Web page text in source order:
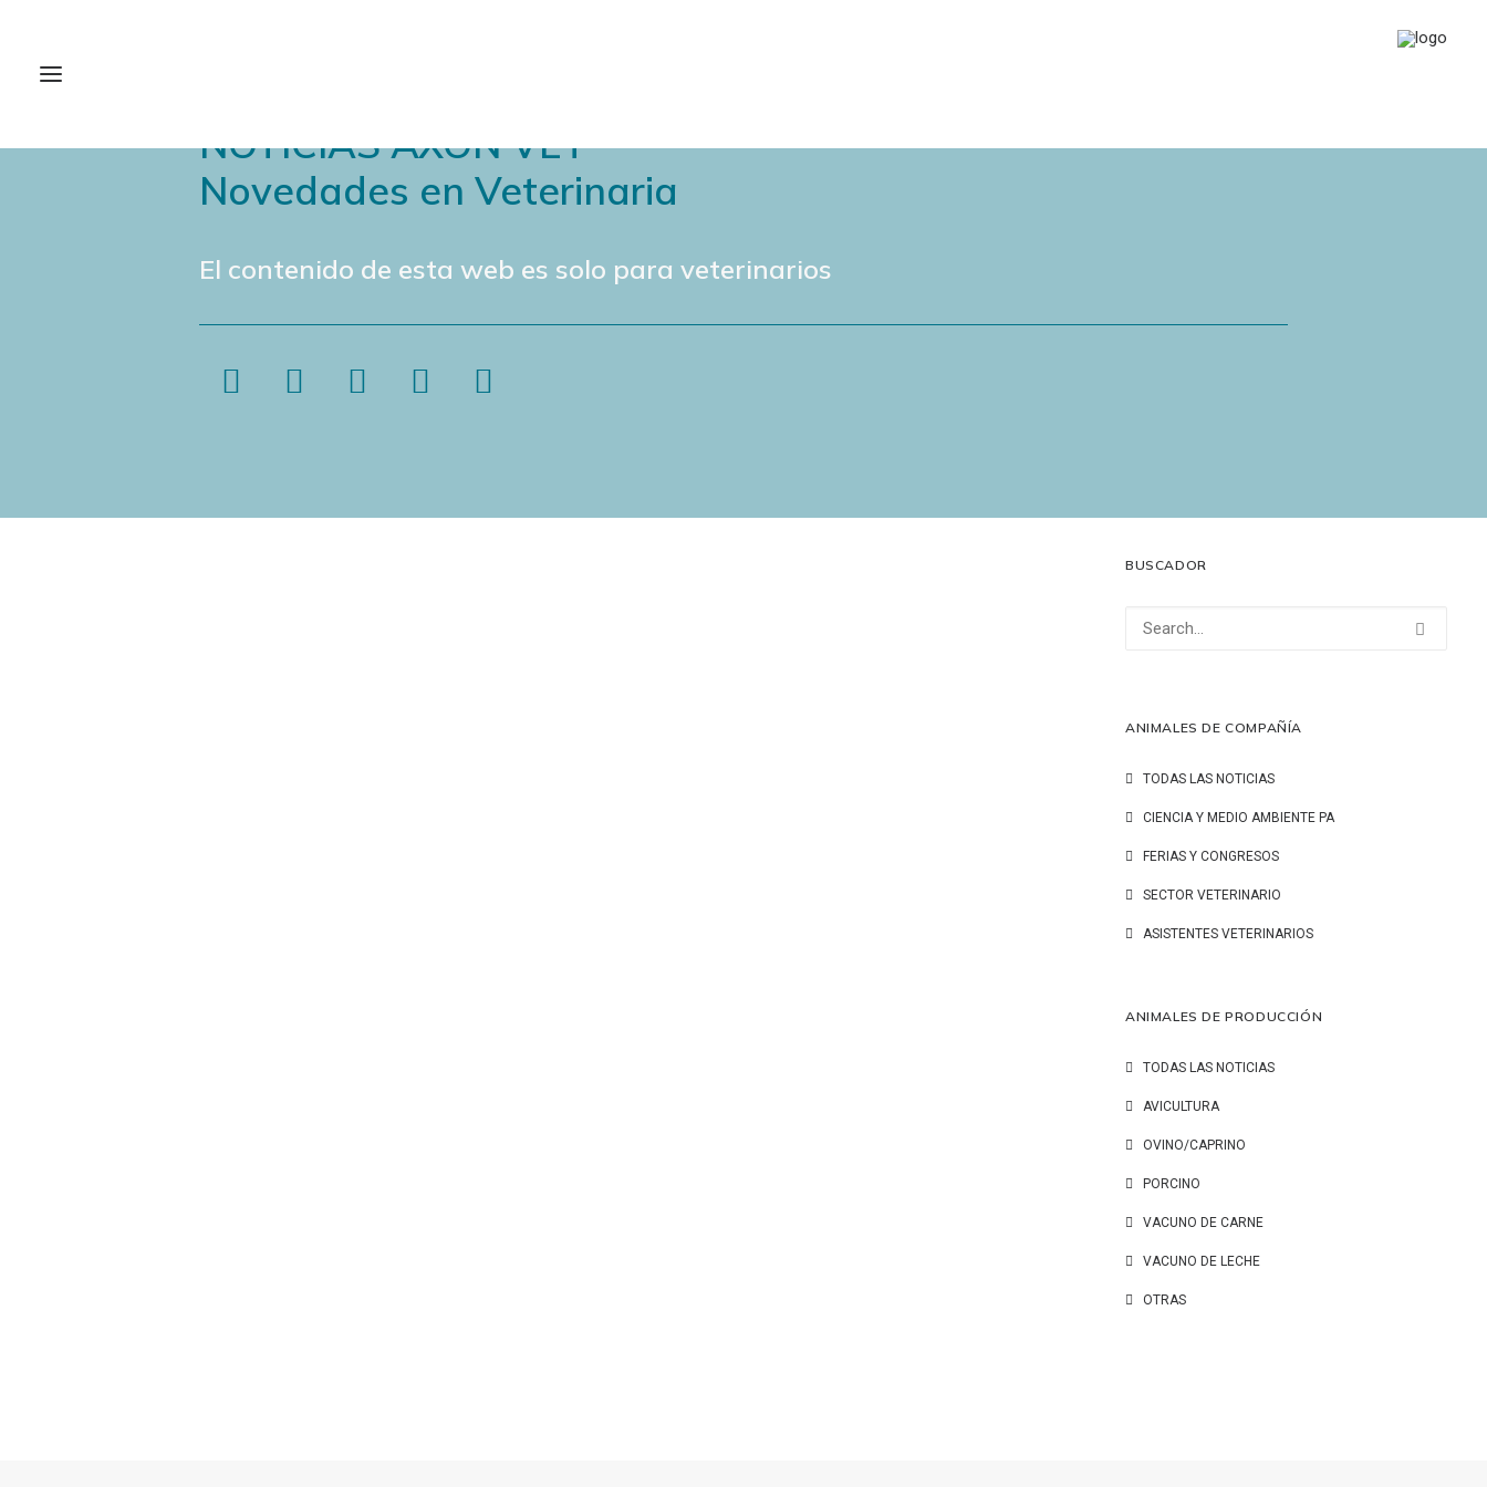
NOTICIAS AXÓN VET
Novedades en Veterinaria
El contenido de esta web es solo para veterinarios
BUSCADOR
ANIMALES DE COMPAÑÍA
TODAS LAS NOTICIAS
CIENCIA Y MEDIO AMBIENTE PA
FERIAS Y CONGRESOS
SECTOR VETERINARIO
ASISTENTES VETERINARIOS
ANIMALES DE PRODUCCIÓN
TODAS LAS NOTICIAS
AVICULTURA
OVINO/CAPRINO
PORCINO
VACUNO DE CARNE
VACUNO DE LECHE
OTRAS